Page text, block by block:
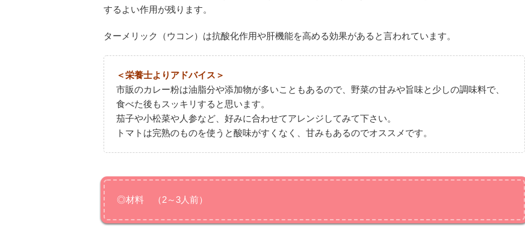
するよい作用が残ります。
ターメリック（ウコン）は抗酸化作用や肝機能を高める効果があると言われています。
＜栄養士よりアドバイス＞
市販のカレー粉は油脂分や添加物が多いこともあるので、野菜の甘みや旨味と少しの調味料で、
食べた後もスッキリすると思います。
茄子や小松菜や人参など、好みに合わせてアレンジしてみて下さい。
トマトは完熟のものを使うと酸味がすくなく、甘みもあるのでオススメです。
◎材料 （2～3人前）